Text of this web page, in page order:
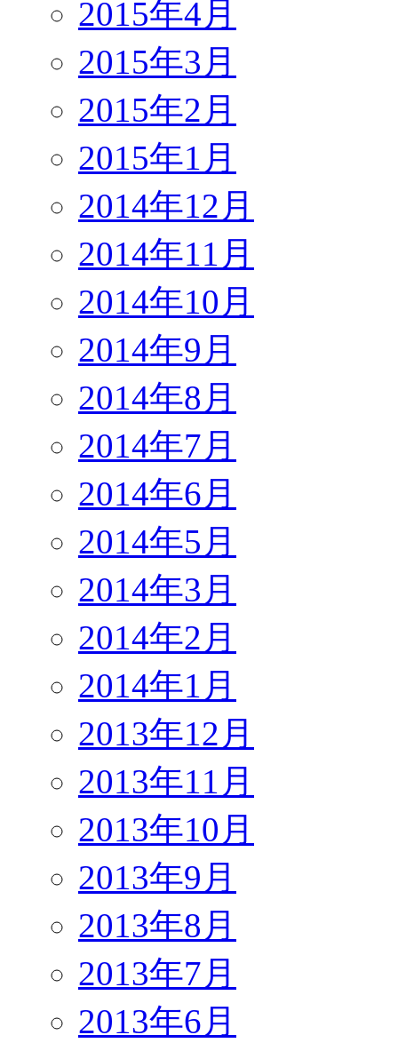
2015年4月
2015年3月
2015年2月
2015年1月
2014年12月
2014年11月
2014年10月
2014年9月
2014年8月
2014年7月
2014年6月
2014年5月
2014年3月
2014年2月
2014年1月
2013年12月
2013年11月
2013年10月
2013年9月
2013年8月
2013年7月
2013年6月